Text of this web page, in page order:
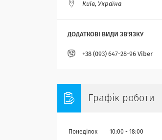
Київ, Україна
+38 (093) 647-28-96 Viber
Графік роботи
Понеділок 10:00 18:00